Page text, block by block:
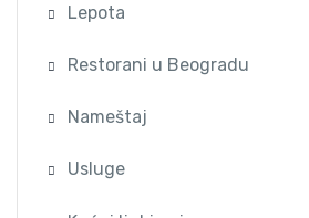
Lepota
Restorani u Beogradu
Nameštaj
Usluge